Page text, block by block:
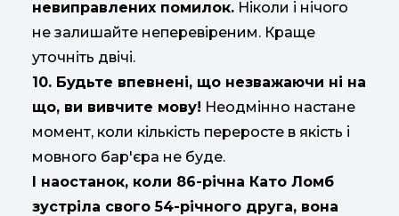
невиправлених помилок. Ніколи і нічого
не залишайте неперевіреним. Краще
уточніть двічі.
10. Будьте впевнені, що незважаючи ні на
що, ви вивчите мову! Неодмінно настане
момент, коли кількість переросте в якість і
мовного бар'єра не буде.
І наостанок, коли 86-річна Като Ломб
зустріла свого 54-річного друга, вона